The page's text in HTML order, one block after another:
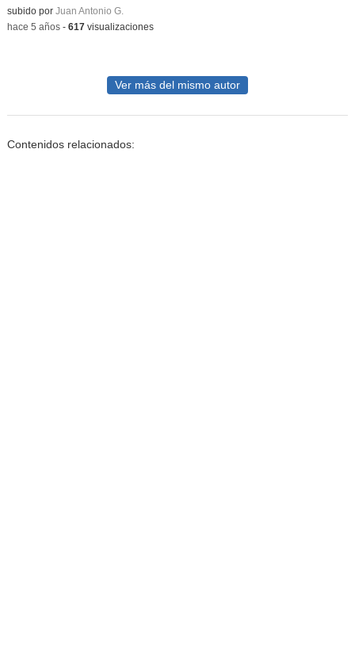
Contenido educativo.
subido por Juan Antonio G.
-hace 5 años- 617visualizaciones
Ver más del mismo autor
Contenidos relacionados: